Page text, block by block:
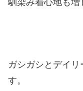
馴染み着心地も増
ガシガシとデイ
す。